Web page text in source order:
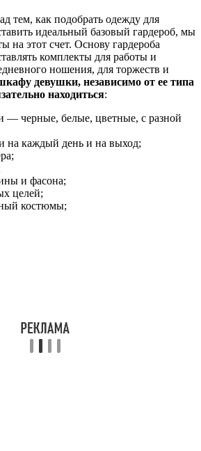
тем, как подобрать одежду для
идеальный базовый гардероб, мы
на этот счет. Основу гардероба
комплекты для работы и
ношения, для торжеств и
девушки, независимо от ее типа
находиться:
— черные, белые, цветные, с разной
на каждый день и на выход;
и фасона;
целей;
костюмы;